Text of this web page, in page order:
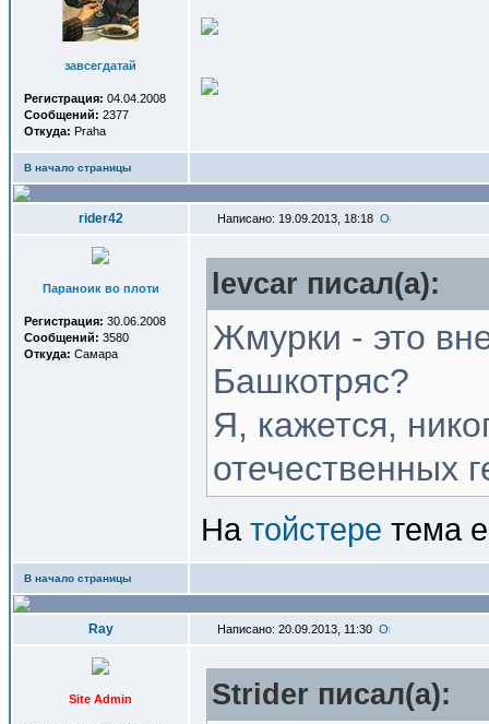
завсегдатай
Регистрация: 04.04.2008
Сообщений: 2377
Откуда: Praha
В начало страницы
rider42 Написано: 19.09.2013, 18:18
Параноик во плоти
Регистрация: 30.06.2008
Сообщений: 3580
Откуда: Самара
levcar писал(a):
Жмурки - это
Башкотряс?
Я, кажется,
отечественных
На тойстере тема
В начало страницы
Ray Написано: 20.09.2013, 11:30
Site Admin Strider писал(a):